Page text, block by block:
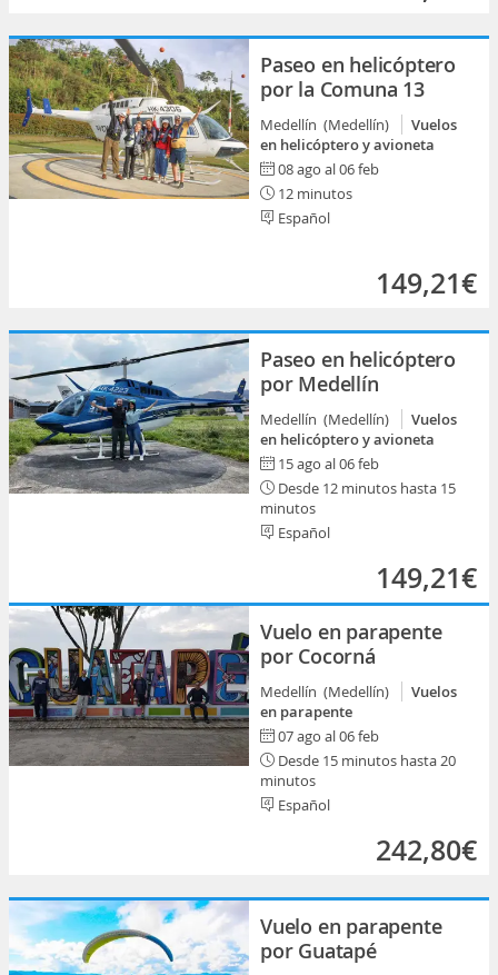
Paseo en helicóptero
por la Comuna 13
Medellín (Medellín)
Vuelos
en helicóptero y avioneta
08 ago al 06 feb
12 minutos
Español
149,21€
Paseo en helicóptero
por Medellín
Medellín (Medellín)
Vuelos
en helicóptero y avioneta
15 ago al 06 feb
Desde 12 minutos hasta 15
minutos
Español
149,21€
Vuelo en parapente
por Cocorná
Medellín (Medellín)
Vuelos
en parapente
07 ago al 06 feb
Desde 15 minutos hasta 20
minutos
Español
242,80€
Vuelo en parapente
por Guatapé